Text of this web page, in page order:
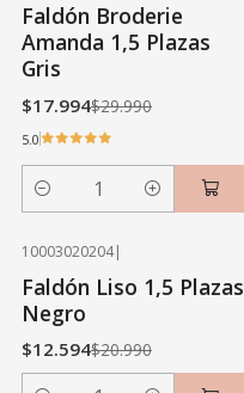
Faldón Broderie
Amanda 1,5 Plazas
Gris
$17.994$29.990
5.0
Cantidad
10003020204|
Faldón Liso 1,5 Plazas
Negro
$12.594$20.990